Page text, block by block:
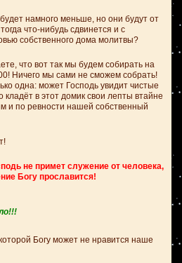
намного меньше, но они будут от
что-нибудь сдвинется и с
собственного дома молитвы?
что вот так мы будем собирать на
Ничего мы сами не сможем собрать!
одна: может Господь увидит чистые
кладёт в этот домик свои лепты втайне
и по ревности нашей собственный
не примет служение от человека,
Богу прославится!
Богу может не нравится наше